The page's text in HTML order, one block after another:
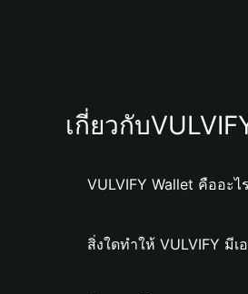
เกี่ยวกับ
VULVIFY Wallet คืออะไ
สิ่งใดทำให้ VULVIFY มี